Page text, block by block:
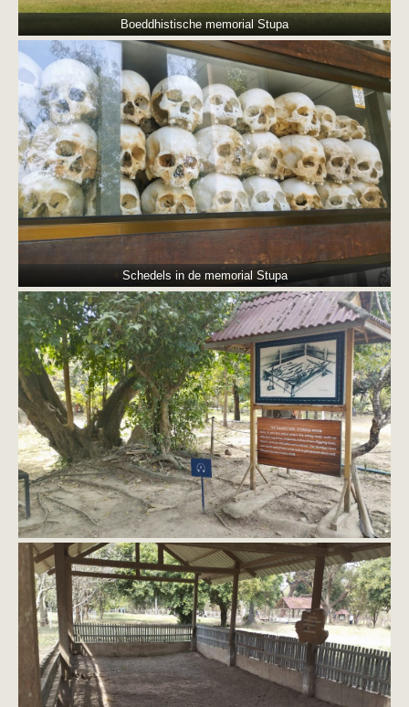
Boeddhistische memorial Stupa
Schedels in de memorial Stupa